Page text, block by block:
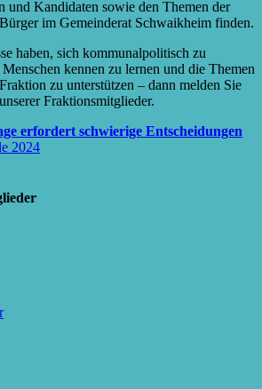
und Kandidaten sowie den Themen der
im Gemeinderat Schwaikheim finden.
haben, sich kommunalpolitisch zu
kennen zu lernen und die Themen
zu unterstützen – dann melden Sie
Fraktionsmitglieder.
erfordert schwierige Entscheidungen
2024